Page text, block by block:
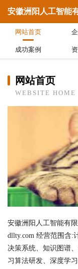
安徽洲阳人工智能
网站首页
成功案例
网站首页
WEBSITE HOME
安徽洲阳人工智能有
dllty.com 经营范围含:
决策系统、知识图谱
习算法研发、深度学